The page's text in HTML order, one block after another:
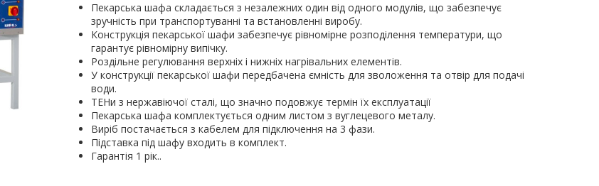
Пекарська шафа складається з незалежних один від одного модулів, що забезпечує
зручність при транспортуванні та встановленні виробу.
Конструкція пекарської шафи забезпечує рівномірне розподілення температури, що
гарантує рівномірну випічку.
Роздільне регулювання верхніх і нижніх нагрівальних елементів.
У конструкції пекарської шафи передбачена ємність для зволоження та отвір для подачі
води.
ТЕНи з нержавіючої сталі, що значно подовжує термін їх експлуатації
Пекарська шафа комплектується одним листом з вуглецевого металу.
Виріб постачається з кабелем для підключення на 3 фази.
Підставка під шафу входить в комплект.
Гарантія 1 рік..